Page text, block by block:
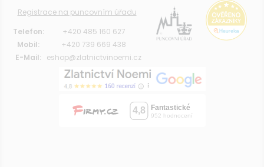
Registrace na puncovním úřadu
Telefon:
+420 485 160 627
Mobil:
+420 739 669 438
E-Mail:
eshop@zlatnictvinoemi.cz